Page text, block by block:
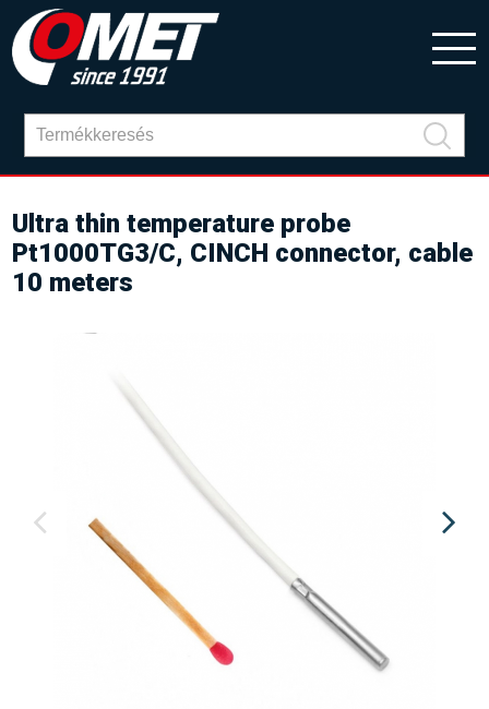
Ultra thin temperature probe
Pt1000TG3/C, CINCH connector, cable
10 meters